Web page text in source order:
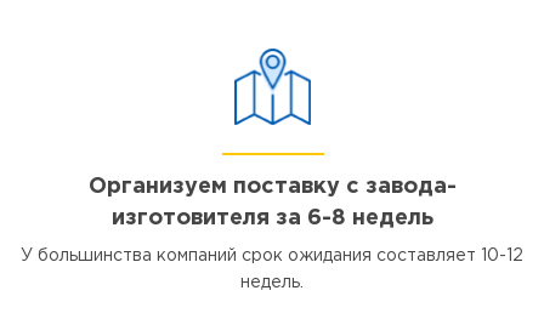
Организуем поставку с завода-
изготовителя за 6-8 недель
У большинства компаний срок ожидания составляет 10-12
недель.